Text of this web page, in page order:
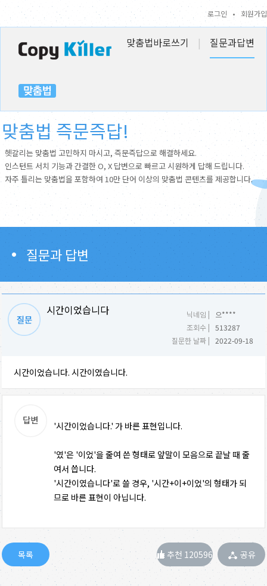
로그인 • 회원가입
맞춤법바로쓰기 | 질문과답변
맞춤법 즉문즉답!
헷갈리는 맞춤법 고민하지 마시고, 즉문즉답으로 해결하세요.
인스턴트 서치 기능과 간결한 O, X 답변으로 빠르고 시원하게 답해 드립니다.
자주 틀리는 맞춤법을 포함하여 10만 단어 이상의 맞춤법 콘텐츠를 제공합니다.
질문과 답변
닉네임 |
으****
조회수 | 513287
질문한 날짜 | 2022-09-18
시간이었습니다
시간이었습니다. 시간이였습니다.
'시간이었습니다.' 가 바른 표현입니다.
'였'은 '이었'을 줄여 쓴 형태로 앞말이 모음으로 끝날 때 줄
여서 씁니다.
'시간이였습니다'로 쓸 경우, '시간+이+이었'의 형태가 되
므로 바른 표현이 아닙니다.
추천 120596 공유